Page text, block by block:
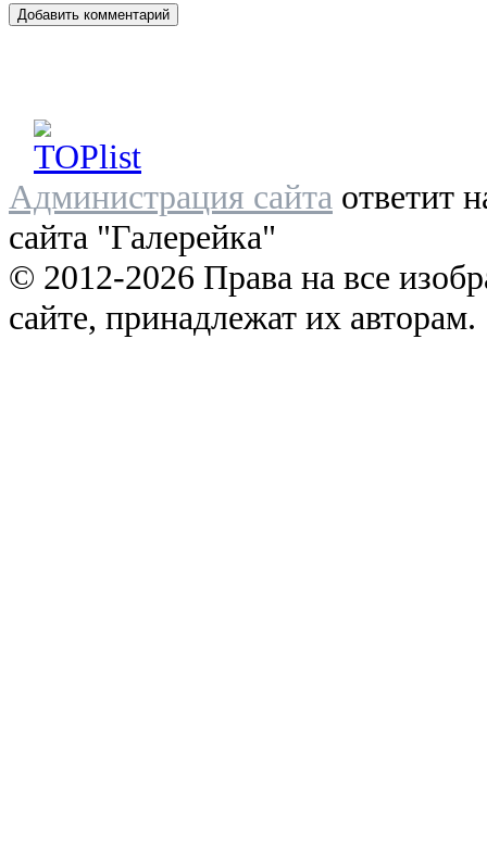
Администрация сайта ответит
сайта "Галерейка"
© 2012-2026 Права на все
сайте, принадлежат их авторам.